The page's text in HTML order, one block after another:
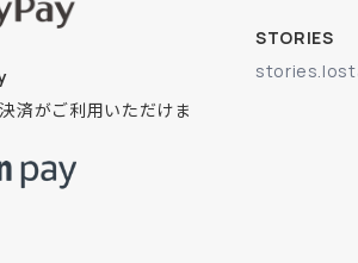
済がご利用いただけま
STORIES